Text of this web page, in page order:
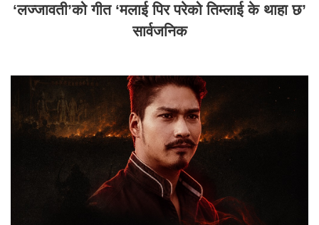
‘लज्जावती’को गीत ‘मलाई पिर परेको तिम्लाई के थाहा छ’
सार्वजनिक